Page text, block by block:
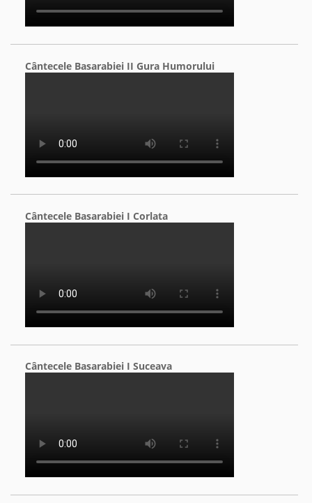
Cântecele Basarabiei II Gura Humorului
Cântecele Basarabiei I Corlata
Cântecele Basarabiei I Suceava